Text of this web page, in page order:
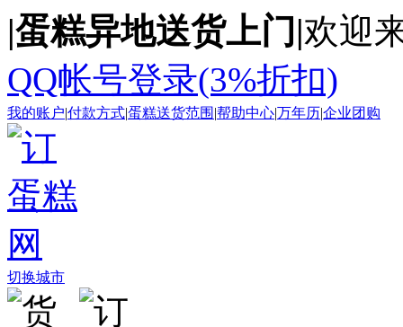
|蛋糕异地送货上门|欢迎
QQ帐号登录(3%折扣)
我的账户|付款方式|蛋糕送货范围 |帮助中心|万年历|企业团购
切换城市